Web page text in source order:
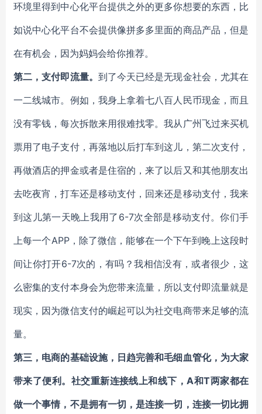
环境里得到中心化平台提供之外的更多你想要的东西，比
如说中心化平台不会提供像拼多多里面的商品产品，但是
在有机会，因为妈妈会给你推荐。
第二，支付即流量。 到了今天已经是无现金社会，尤其在
一二线城市。例如，我身上拿着七八百人民币现金，而且
没有零钱，每次拆散来用很难找零。我从广州飞过来买机
票用了电子支付，再落地以后打车到这儿，第二次支付，
再做酒店的押金或者是住宿的，来了以后又和其他朋友出
去吃夜宵，打车还是移动支付，回来还是移动支付，我来
到这儿第一天晚上我用了6-7次全部是移动支付。你们手
上每一个APP，除了微信，能够在一个下午到晚上这段时
间让你打开6-7次的，有吗？我相信没有，或者很少，这
么密集的支付本身会为您带来流量，所以支付即流量就是
现实，因为微信支付的崛起可以为社交电商带来足够的流
量。
第三，电商的基础设施，日趋完善和毛细血管化，为大家
带来了便利。社交重新连接线上和线下，A和T两家都在
做一个事情，不是拥有一切，是连接一切，连接一切比拥